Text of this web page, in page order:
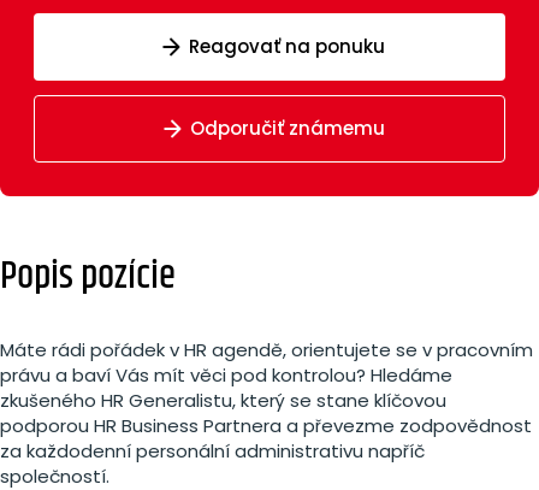
Reagovať na ponuku
Odporučiť známemu
Popis pozície
Máte rádi pořádek v HR agendě, orientujete se v pracovním
právu a baví Vás mít věci pod kontrolou? Hledáme
zkušeného HR Generalistu, který se stane klíčovou
podporou HR Business Partnera a převezme zodpovědnost
za každodenní personální administrativu napříč
společností.